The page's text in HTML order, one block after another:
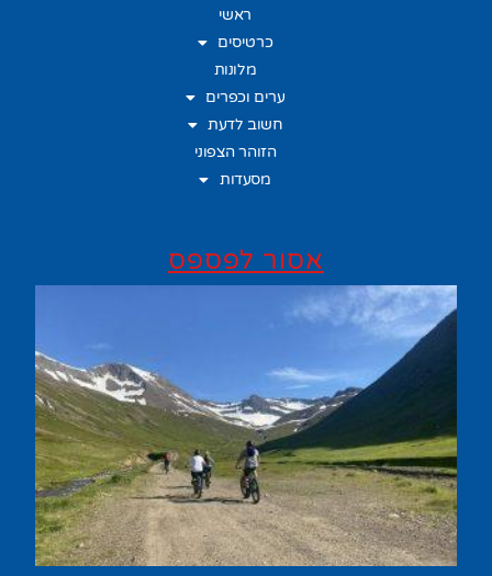
ראשי
כרטיסים
מלונות
ערים וכפרים
חשוב לדעת
הזוהר הצפוני
מסעדות
אסור לפספס